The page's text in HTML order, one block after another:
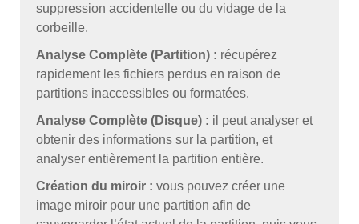
suppression accidentelle ou du vidage de la
corbeille.
Analyse Complète (Partition) : récupérez
rapidement les fichiers perdus en raison de
partitions inaccessibles ou formatées.
Analyse Complète (Disque) : il peut analyser et
obtenir des informations sur la partition, et
analyser entièrement la partition entière.
Création du miroir : vous pouvez créer une
image miroir pour une partition afin de